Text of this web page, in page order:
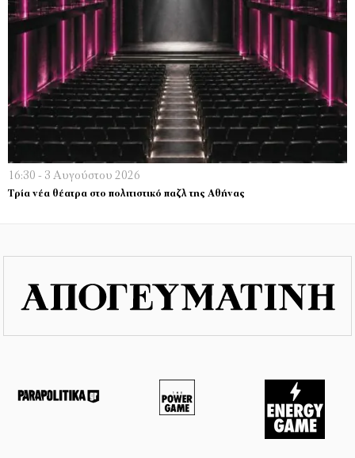
16:30 - 3 Αυγούστου 2026
Τρία νέα θέατρα στο πολιτιστικό παζλ της Αθήνας